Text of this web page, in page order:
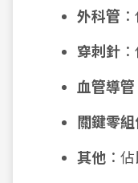
外科管
穿刺針
血管導管
關鍵零
其他 ：